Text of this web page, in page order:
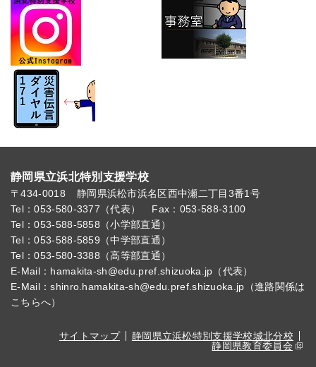
静岡県立浜北特別支援学校
〒434-0018
静岡県浜松市浜名区西中瀬二丁目3番1号
Tel：053-580-3377（代表）
Fax：053-588-3100
Tel：053-588-5858（小学部直通）
Tel：053-588-5859（中学部直通）
Tel：053-580-3388（高等部直通）
E-Mail：hamakita-sh@edu.pref.shizuoka.jp（代表）
E-Mail：shinro.hamakita-sh@edu.pref.shizuoka.jp（進路関係は
こちらへ）
サイトマップ
静岡県立浜松特別支援学校城北分校
静岡県教育委員会